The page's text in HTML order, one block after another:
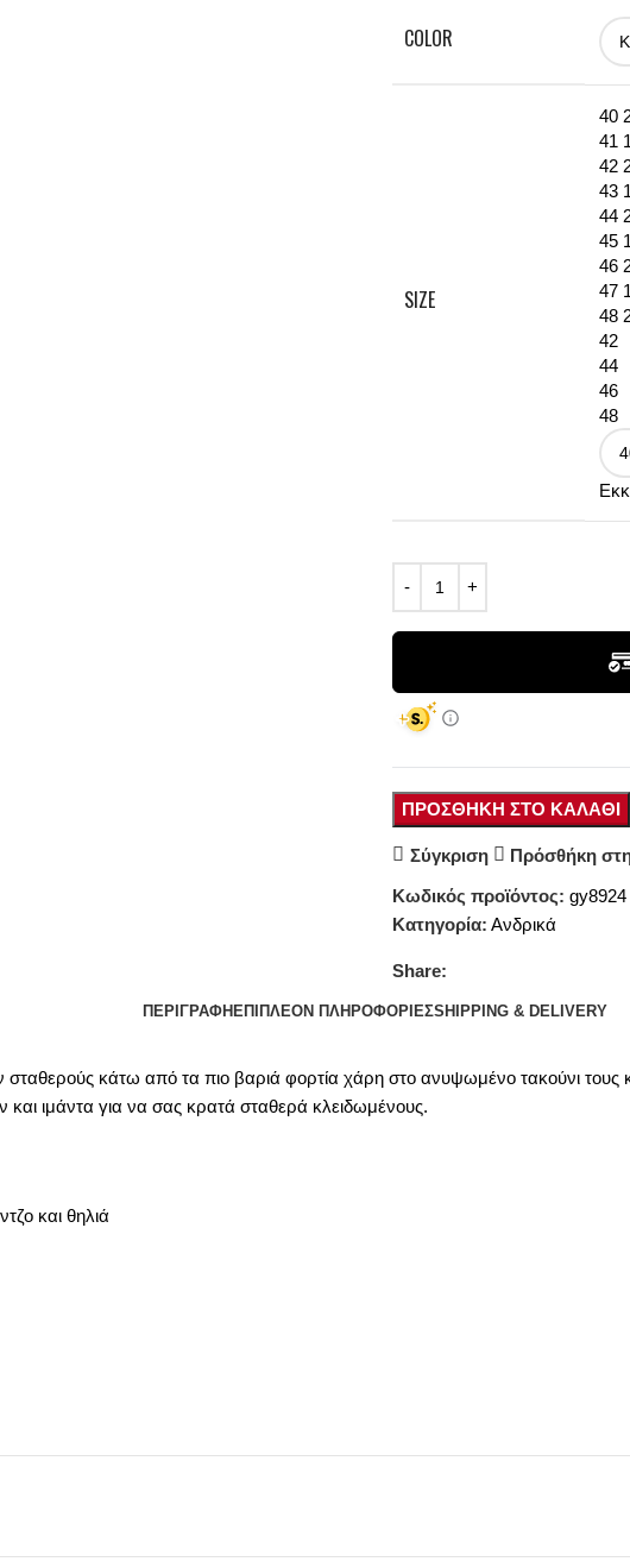
COLOR
SIZE
40
41
42
43
44
45
46
47
48
42
44
46
48
ΠΡΟΣΘΉΚΗ ΣΤΟ ΚΑΛΆΘΙ
Σύγκριση Πρόσθήκη
Κωδικός προϊόντος: gy8924
Κατηγορία: Ανδρικά
Share:
ΠΕΡΙΓΡΑΦΉΕΠΙΠΛΈΟΝ ΠΛΗΡΟΦΟΡΊΕΣSHIPPING & DELIVERY
κάτω από τα πιο βαριά φορτία χάρη στο ανυψωμένο τακούνι
ιμάντα για να σας κρατά σταθερά κλειδωμένους.
και θηλιά